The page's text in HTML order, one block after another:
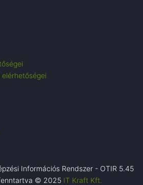
Információs Rendszer - OTIR 5.45
fenntartva © 2025 IT Kraft Kft.